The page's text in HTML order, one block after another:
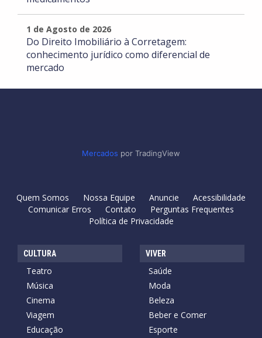
1 de Agosto de 2026
Do Direito Imobiliário à Corretagem:
conhecimento jurídico como diferencial de
mercado
Mercados por TradingView
Quem Somos Nossa Equipe Anuncie
Acessibilidade
Comunicar Erros
Contato
Perguntas Frequentes
Política de Privacidade
CULTURA
Teatro
Música
Cinema
Viagem
Educação
VIVER
Saúde
Moda
Beleza
Beber e Comer
Esporte